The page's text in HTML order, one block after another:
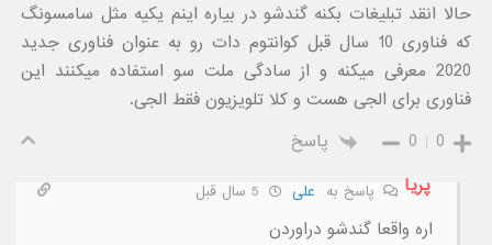
حالا انقد تبلیغات بکنه گندشو در بیاره اینم یکیه مثل سامسونگ
که فناوری 10 سال قبل کوانتوم دات رو به عنوان فناوری جدید
2020 معرفی میکنه و از سادگی ملت سو استفاده میکنند این
فناوری برای الجی هست و کلا تلویزیون فقط الجی.
0
0
پاسخ
پریا
پاسخ به علی
اره واقعا گندشو دراوردن